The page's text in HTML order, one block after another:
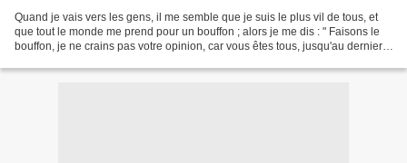
Quand je vais vers les gens, il me semble que je suis le plus vil de tous, et
que tout le monde me prend pour un bouffon ; alors je me dis : " Faisons le
bouffon, je ne crains pas votre opinion, car vous êtes tous, jusqu'au dernier,